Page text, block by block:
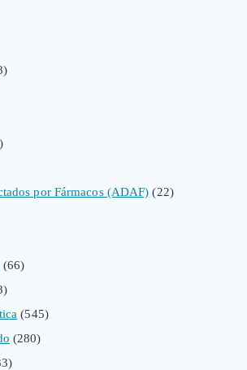
por Fármacos (ADAF) (22)
(66)
(545)
(280)